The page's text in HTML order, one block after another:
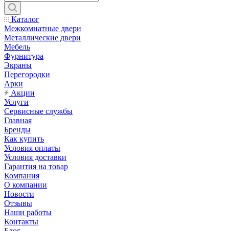
Каталог
Межкомнатные двери
Металлические двери
Мебель
Фурнитура
Экраны
Перегородки
Арки
Акции
Услуги
Сервисные службы
Главная
Бренды
Как купить
Условия оплаты
Условия доставки
Гарантия на товар
Компания
О компании
Новости
Отзывы
Наши работы
Контакты